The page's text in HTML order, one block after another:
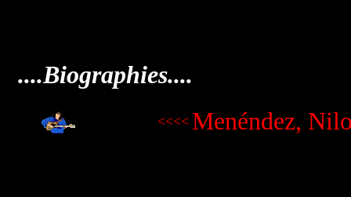
....Biographies....
<<<< Menéndez,